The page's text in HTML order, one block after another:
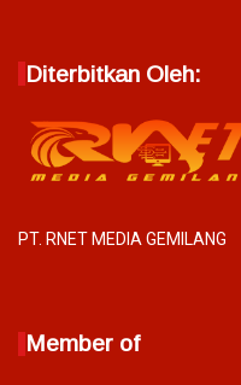
Diterbitkan Oleh:
PT. RNET MEDIA GEMILANG
Member of